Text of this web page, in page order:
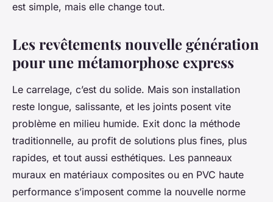
est simple, mais elle change tout.
Les revêtements nouvelle génération
pour une métamorphose express
Le carrelage, c’est du solide. Mais son installation
reste longue, salissante, et les joints posent vite
problème en milieu humide. Exit donc la méthode
traditionnelle, au profit de solutions plus fines, plus
rapides, et tout aussi esthétiques. Les panneaux
muraux en matériaux composites ou en PVC haute
performance s’imposent comme la nouvelle norme